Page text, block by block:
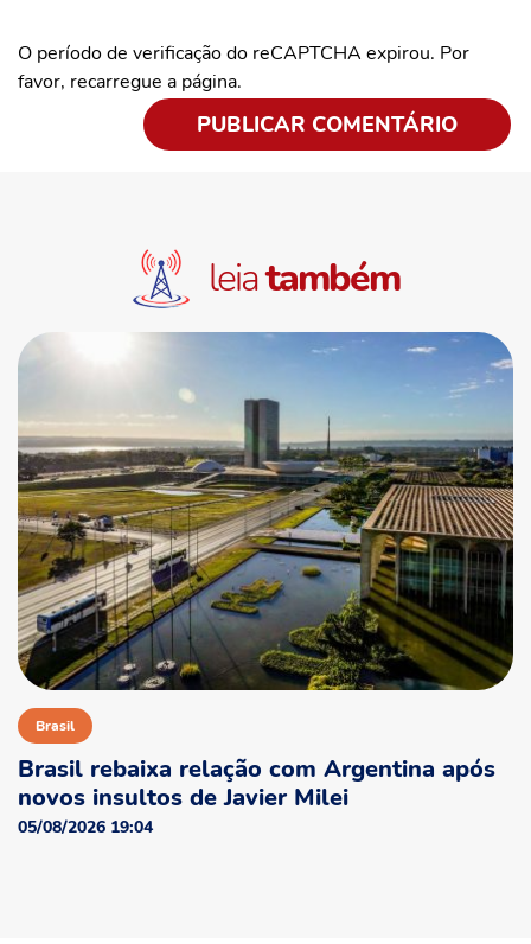
O período de verificação do reCAPTCHA expirou. Por
favor, recarregue a página.
leiatambém
Brasil
Brasil rebaixa relação com Argentina após
novos insultos de Javier Milei
05/08/2026 19:04